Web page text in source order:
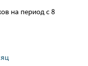
на период с 8